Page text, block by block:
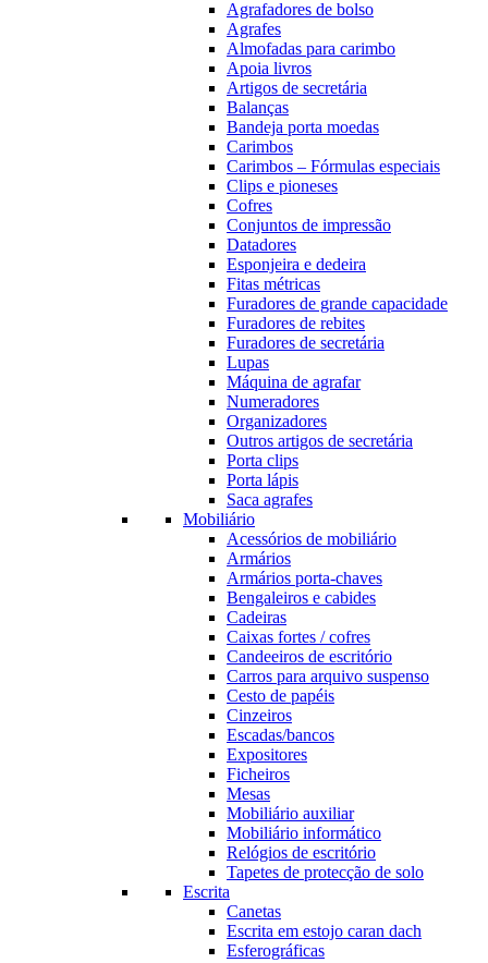
Agrafadores de bolso
Agrafes
Almofadas para carimbo
Apoia livros
Artigos de secretária
Balanças
Bandeja porta moedas
Carimbos
Carimbos – Fórmulas especiais
Clips e pioneses
Cofres
Conjuntos de impressão
Datadores
Esponjeira e dedeira
Fitas métricas
Furadores de grande capacidade
Furadores de rebites
Furadores de secretária
Lupas
Máquina de agrafar
Numeradores
Organizadores
Outros artigos de secretária
Porta clips
Porta lápis
Saca agrafes
Mobiliário
Acessórios de mobiliário
Armários
Armários porta-chaves
Bengaleiros e cabides
Cadeiras
Caixas fortes / cofres
Candeeiros de escritório
Carros para arquivo suspenso
Cesto de papéis
Cinzeiros
Escadas/bancos
Expositores
Ficheiros
Mesas
Mobiliário auxiliar
Mobiliário informático
Relógios de escritório
Tapetes de protecção de solo
Escrita
Canetas
Escrita em estojo caran dach
Esferográficas